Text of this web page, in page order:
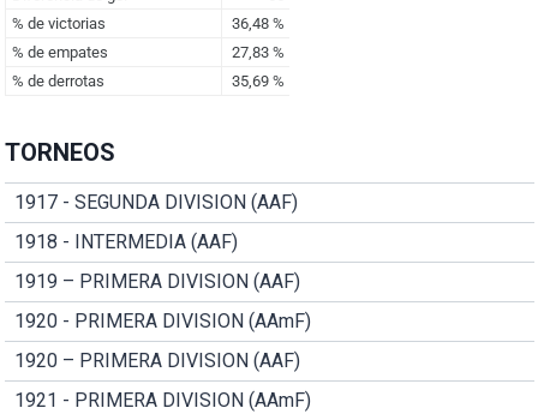
TORNEOS
1917 - SEGUNDA DIVISION (AAF)
1918 - INTERMEDIA (AAF)
1919 – PRIMERA DIVISION (AAF)
1920 - PRIMERA DIVISION (AAmF)
1920 – PRIMERA DIVISION (AAF)
1921 - PRIMERA DIVISION (AAmF)